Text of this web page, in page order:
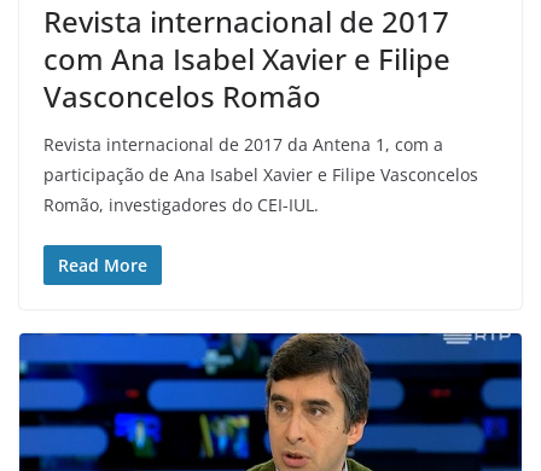
Revista internacional de 2017
com Ana Isabel Xavier e Filipe
Vasconcelos Romão
Revista internacional de 2017 da Antena 1, com a
participação de Ana Isabel Xavier e Filipe Vasconcelos
Romão, investigadores do CEI-IUL.
Read More